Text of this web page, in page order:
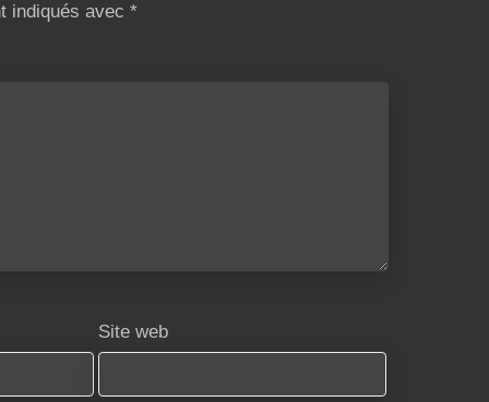
indiqués avec *
Site web